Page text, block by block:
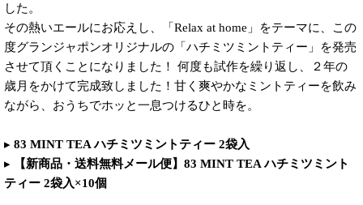
した。
その熱いエールにお応えし、「Relax at home」をテーマに、この
度グランジャポンオリジナルの「ハチミツミントティー」を発売
させて頂くことになりました！ 何度も試作を繰り返し、２年の
歳月をかけて完成致しました！甘く爽やかなミントティーを飲み
ながら、おうちでホッと一息つけるひと時を。
▸ 83 MINT TEA ハチミツミントティー 2袋入
▸
【新商品・送料無料メール便】83 MINT TEA ハチミツミント
ティー 2袋入×10個